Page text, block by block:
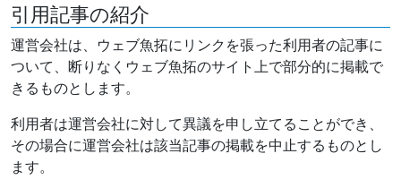
引用記事の紹介
運営会社は、ウェブ魚拓にリンクを張った利用者の記事に
ついて、断りなくウェブ魚拓のサイト上で部分的に掲載で
きるものとします。
利用者は運営会社に対して異議を申し立てることができ、
その場合に運営会社は該当記事の掲載を中止するものとし
ます。